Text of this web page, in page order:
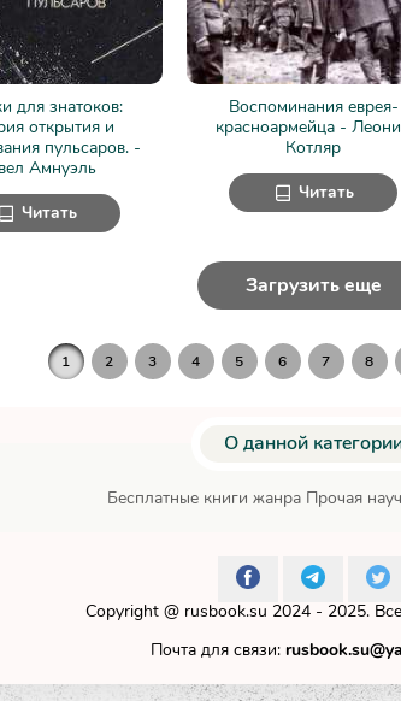
для знатоков:
открытия и
пульсаров. -
Амнуэль
Читать
Воспоминания еврея-
красноармейца -
Котляр
Читать
Загрузить еще
1 2 3 4 5 6 7 8
О данной
Бесплатные книги жанра Прочая
Copyright @ rusbook.su 2024 - 2025.
Почта для связи: